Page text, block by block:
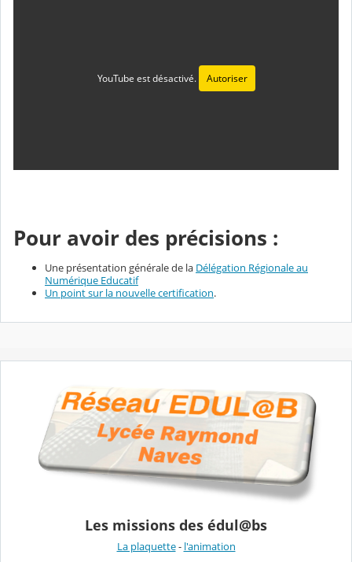
YouTube est désactivé. Autoriser
Pour avoir des précisions :
Une présentation générale de la Délégation Régionale au
Numérique Educatif
Un point sur la nouvelle certification.
Les missions des édul@bs
La plaquette- l'animation